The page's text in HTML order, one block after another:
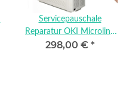
Servicepauschale
Reparatur OKI Microline
4410
298,00 € *